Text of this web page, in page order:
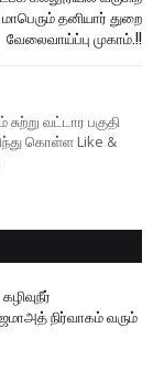
மாபெரும் தனியார் துறை
வேலைவாய்ப்பு முகாம்.!!
வட்டார பகுதி
கொள்ள Like &
நிர்வாகம் வரும்